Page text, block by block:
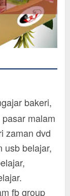
bakeri,
malam
zaman dvd
usb belajar,
fb group